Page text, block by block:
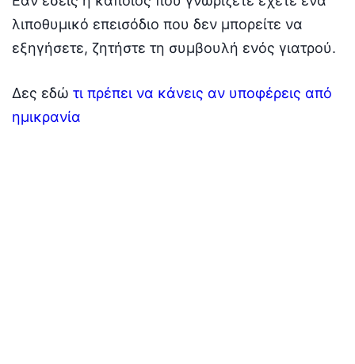
λιποθυμικό επεισόδιο που δεν μπορείτε να
εξηγήσετε, ζητήστε τη συμβουλή ενός γιατρού.
Δες εδώ τι πρέπει να κάνεις αν υποφέρεις από
ημικρανία